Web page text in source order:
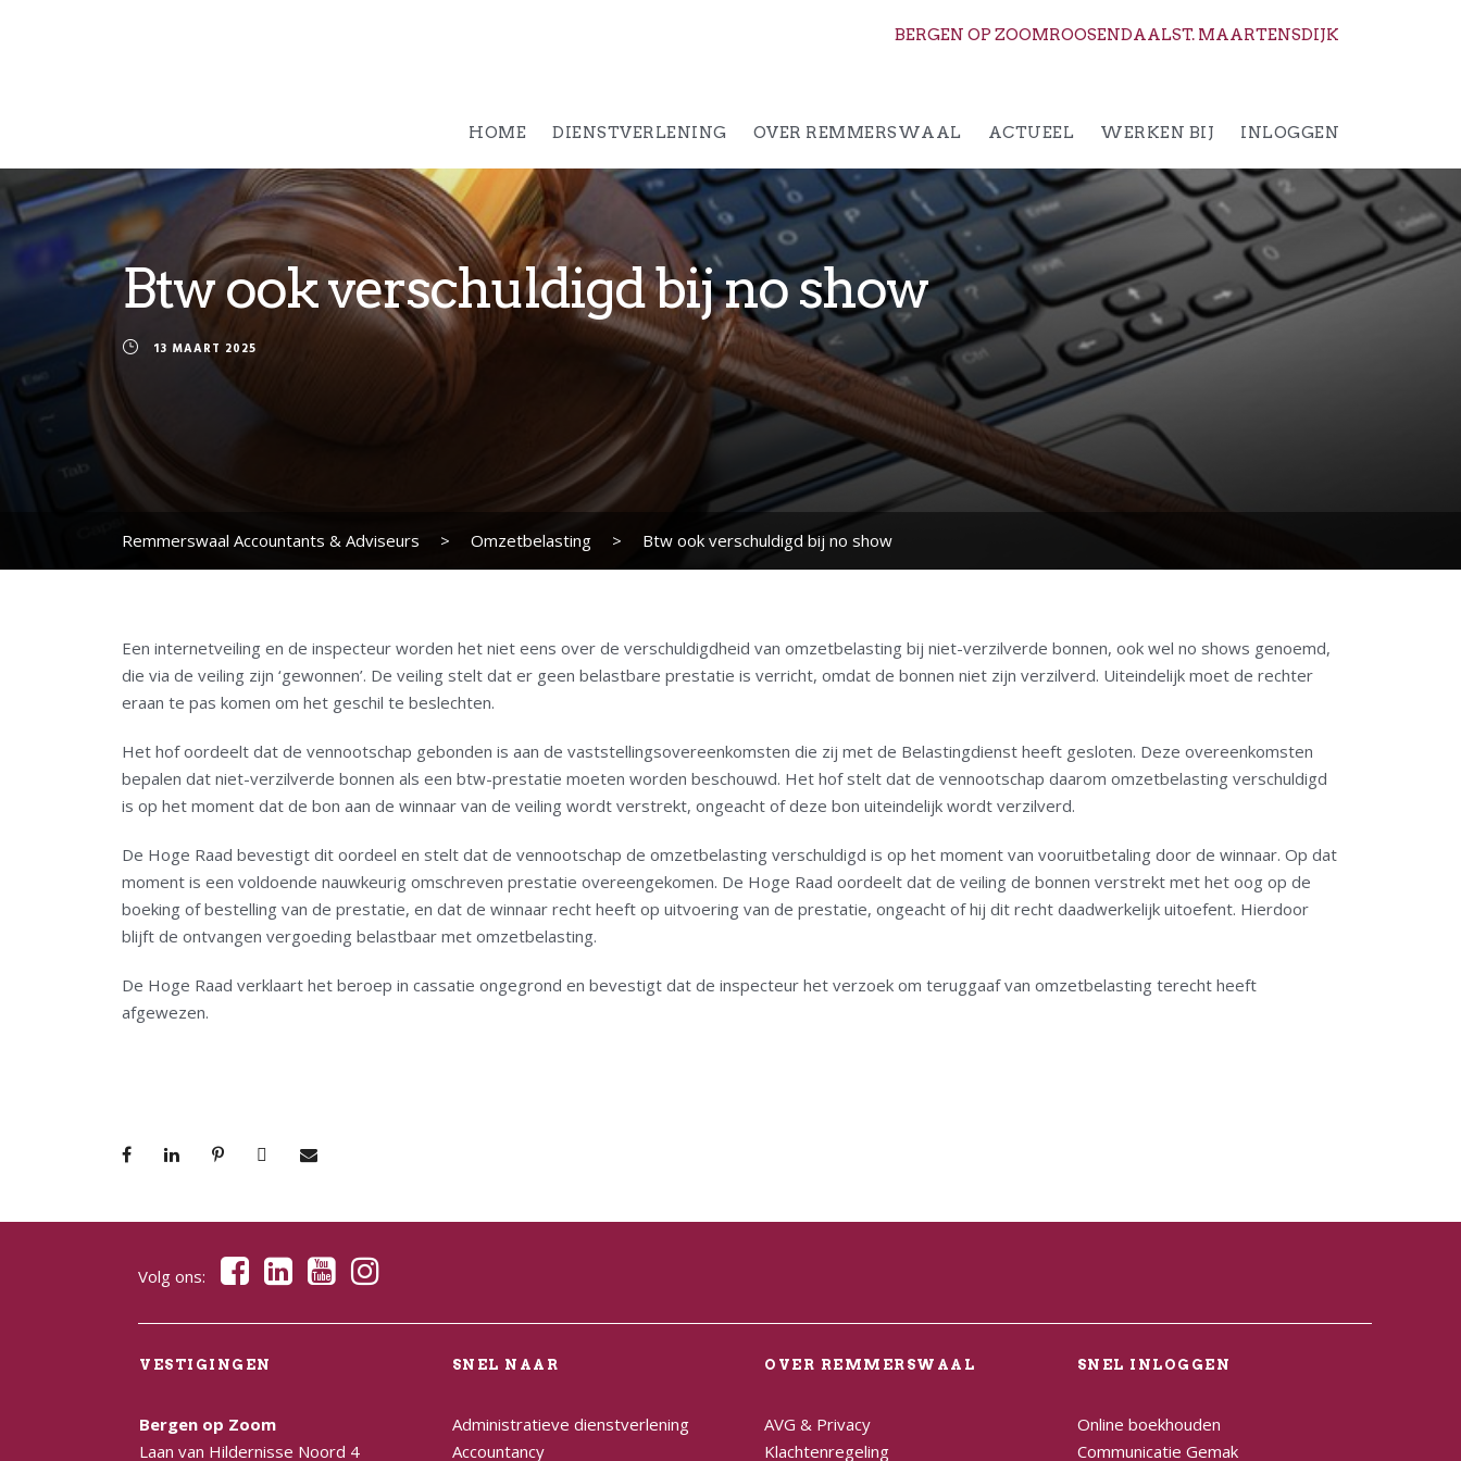
BERGEN OP ZOOMROOSENDAALST. MAARTENSDIJK
HOME DIENSTVERLENING OVER REMMERSWAAL ACTUEEL WERKEN BIJ INLOGGEN
Btw ook verschuldigd bij no show
13 MAART 2025
Remmerswaal Accountants & Adviseurs > Omzetbelasting > Btw ook verschuldigd bij no show
Een internetveiling en de inspecteur worden het niet eens over de verschuldigdheid van omzetbelasting bij niet-verzilverde bonnen, ook wel no shows genoemd,
die via de veiling zijn ‘gewonnen’. De veiling stelt dat er geen belastbare prestatie is verricht, omdat de bonnen niet zijn verzilverd. Uiteindelijk moet de rechter
eraan te pas komen om het geschil te beslechten.
Het hof oordeelt dat de vennootschap gebonden is aan de vaststellingsovereenkomsten die zij met de Belastingdienst heeft gesloten. Deze overeenkomsten
bepalen dat niet-verzilverde bonnen als een btw-prestatie moeten worden beschouwd. Het hof stelt dat de vennootschap daarom omzetbelasting verschuldigd
is op het moment dat de bon aan de winnaar van de veiling wordt verstrekt, ongeacht of deze bon uiteindelijk wordt verzilverd.
De Hoge Raad bevestigt dit oordeel en stelt dat de vennootschap de omzetbelasting verschuldigd is op het moment van vooruitbetaling door de winnaar. Op dat
moment is een voldoende nauwkeurig omschreven prestatie overeengekomen. De Hoge Raad oordeelt dat de veiling de bonnen verstrekt met het oog op de
boeking of bestelling van de prestatie, en dat de winnaar recht heeft op uitvoering van de prestatie, ongeacht of hij dit recht daadwerkelijk uitoefent. Hierdoor
blijft de ontvangen vergoeding belastbaar met omzetbelasting.
De Hoge Raad verklaart het beroep in cassatie ongegrond en bevestigt dat de inspecteur het verzoek om teruggaaf van omzetbelasting terecht heeft
afgewezen.
Volg ons:
VESTIGINGEN
Bergen op Zoom
Laan van Hildernisse Noord 4
SNEL NAAR
Administratieve dienstverlening
Accountancy
OVER REMMERSWAAL
AVG & Privacy
Klachtenregeling
SNEL INLOGGEN
Online boekhouden
Communicatie Gemak